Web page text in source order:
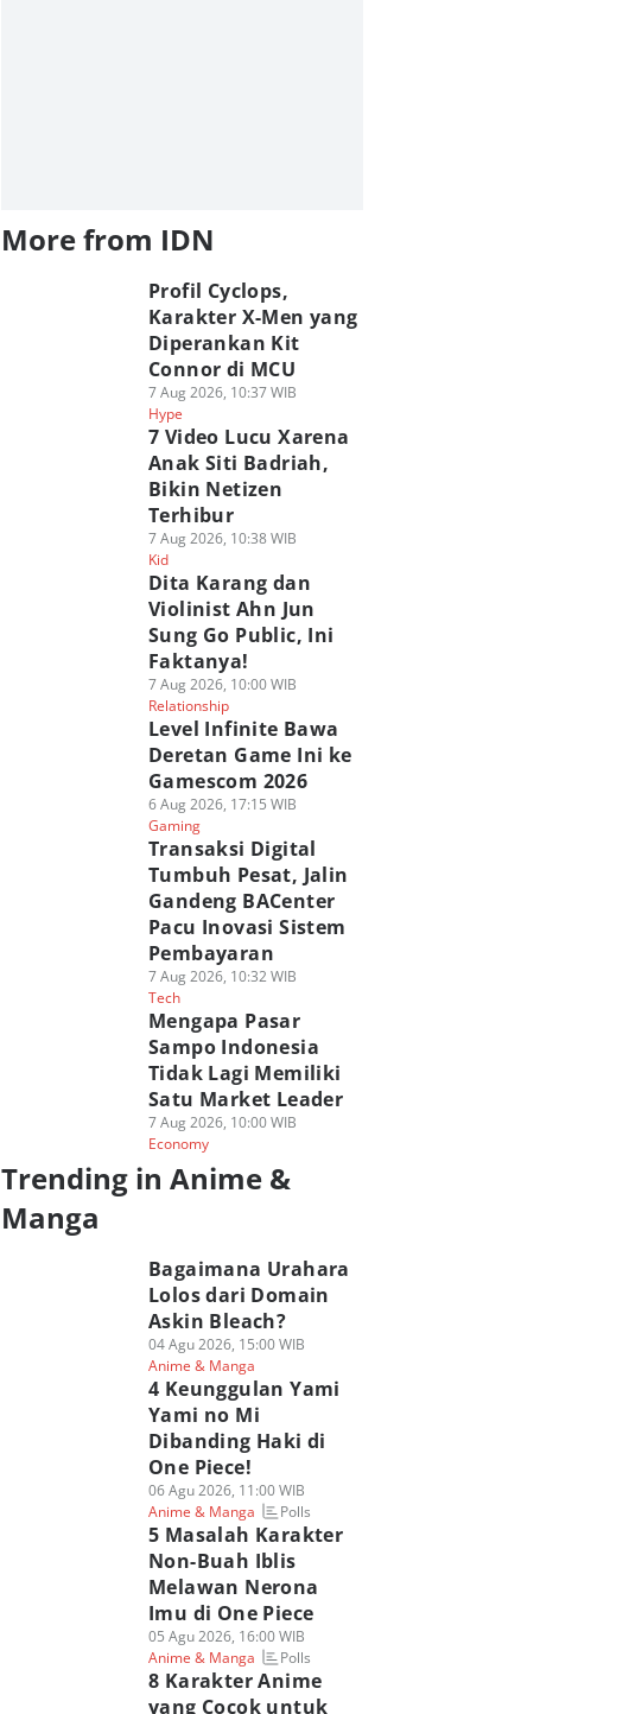
More from IDN
Profil Cyclops,
Karakter X-Men yang
Diperankan Kit
Connor di MCU
7 Aug 2026, 10:37 WIB
Hype
7 Video Lucu Xarena
Anak Siti Badriah,
Bikin Netizen
Terhibur
7 Aug 2026, 10:38 WIB
Kid
Dita Karang dan
Violinist Ahn Jun
Sung Go Public, Ini
Faktanya!
7 Aug 2026, 10:00 WIB
Relationship
Level Infinite Bawa
Deretan Game Ini ke
Gamescom 2026
6 Aug 2026, 17:15 WIB
Gaming
Transaksi Digital
Tumbuh Pesat, Jalin
Gandeng BACenter
Pacu Inovasi Sistem
Pembayaran
7 Aug 2026, 10:32 WIB
Tech
Mengapa Pasar
Sampo Indonesia
Tidak Lagi Memiliki
Satu Market Leader
7 Aug 2026, 10:00 WIB
Economy
Trending in Anime &
Manga
Bagaimana Urahara
Lolos dari Domain
Askin Bleach?
04 Agu 2026, 15:00 WIB
Anime & Manga
4 Keunggulan Yami
Yami no Mi
Dibanding Haki di
One Piece!
06 Agu 2026, 11:00 WIB
Anime & Manga
Polls
5 Masalah Karakter
Non-Buah Iblis
Melawan Nerona
Imu di One Piece
05 Agu 2026, 16:00 WIB
Anime & Manga
Polls
8 Karakter Anime
yang Cocok untuk